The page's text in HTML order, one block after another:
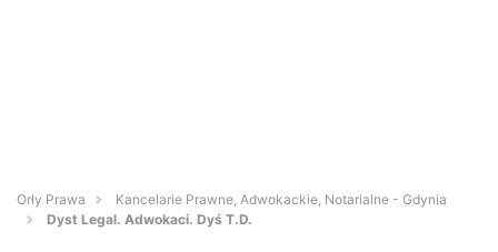
Orły Prawa
Kancelarie Prawne, Adwokackie, Notarialne - Gdynia
Dyst Legal. Adwokaci. Dyś T.D.